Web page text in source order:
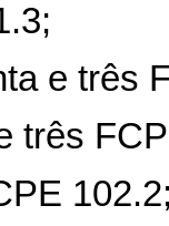
e três
três